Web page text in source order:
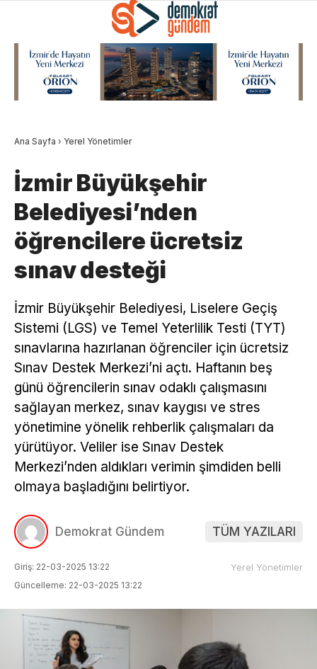
Ana Sayfa › Yerel Yönetimler
İzmir Büyükşehir
Belediyesi’nden
öğrencilere ücretsiz
sınav desteği
İzmir Büyükşehir Belediyesi, Liselere Geçiş
Sistemi (LGS) ve Temel Yeterlilik Testi (TYT)
sınavlarına hazırlanan öğrenciler için ücretsiz
Sınav Destek Merkezi’ni açtı. Haftanın beş
günü öğrencilerin sınav odaklı çalışmasını
sağlayan merkez, sınav kaygısı ve stres
yönetimine yönelik rehberlik çalışmaları da
yürütüyor. Veliler ise Sınav Destek
Merkezi’nden aldıkları verimin şimdiden belli
olmaya başladığını belirtiyor.
Demokrat Gündem TÜM YAZILARI
Giriş: 22-03-2025 13:22
Güncelleme: 22-03-2025 13:22
Yerel Yönetimler